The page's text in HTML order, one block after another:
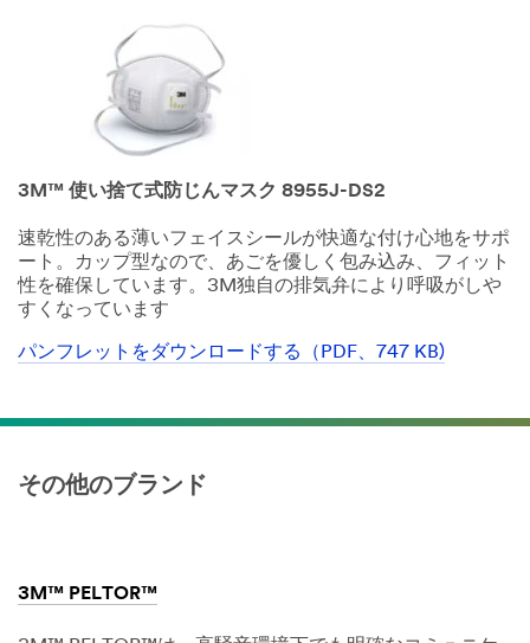
3M™ 使い捨て式防じんマスク 8955J-DS2
速乾性のある薄いフェイスシールが快適な付け心地をサポ
ート。カップ型なので、あごを優しく包み込み、フィット
性を確保しています。3M独自の排気弁により呼吸がしや
すくなっています
パンフレットをダウンロードする（PDF、747 KB)
その他のブランド
3M™ PELTOR™